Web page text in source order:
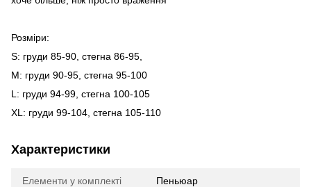
Розміри:
S: груди 85-90, стегна 86-95,
М: груди 90-95, стегна 95-100
L: груди 94-99, стегна 100-105
XL: груди 99-104, стегна 105-110
Характеристики
Елементи у комплекті Пеньюар